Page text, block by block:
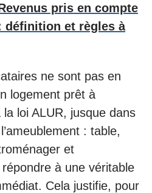
pris en compte
définition et règles à
ne sont pas en
logement prêt à
la loi ALUR, jusque dans
: table,
et
à une véritable
Cela justifie, pour